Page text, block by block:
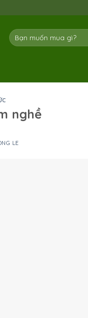
Tìm
kiếm:
nghề
LE